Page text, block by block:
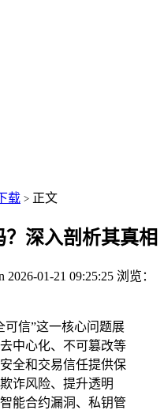
载 > 正文
深入剖析其真相
2026-01-21 09:25:25 浏览：
可信”这一核心问题展
中心化、不可篡改等
全和交易信任提供保
诈风险、提升透明
能合约漏洞、私钥管